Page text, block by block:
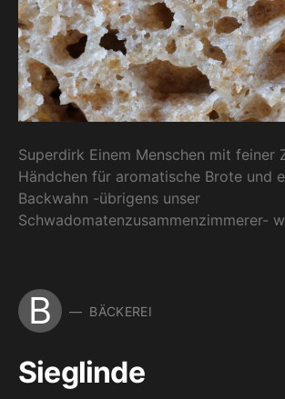
Superdirk Einem Menschen mit feiner
Händchen für aromatische Brote und
Backwahn -übrigens unser
Schwadomatenzusammenzimmerer-
B BÄCKEREI
Sieglinde